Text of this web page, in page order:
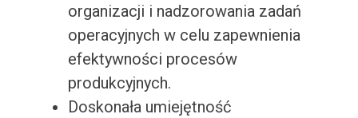
organizacji i nadzorowania zadań
operacyjnych w celu zapewnienia
efektywności procesów
produkcyjnych.
Doskonała umiejętność